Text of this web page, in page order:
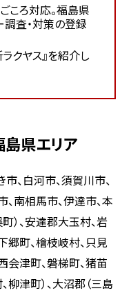
ころ対応。福島県
調査・対策の登録
クヤス』を紹介し
島県エリア
、白河市、須賀川市、
南相馬市、伊達市、本
）、安達郡大玉村、岩
郷町、檜枝岐村、只見
会津町、磐梯町、猪苗
柳津町）、大沼郡（三島